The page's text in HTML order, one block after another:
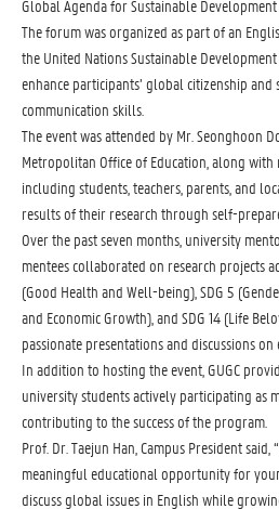
Global Agenda for Sustainable Development
The forum was organized as part of an
the United Nations Sustainable Development
enhance participants’ global citizenship
communication skills.
The event was attended by Mr. Seonghoon
Metropolitan Office of Education, along
including students, teachers, parents, and
results of their research through self-
Over the past seven months, university
mentees collaborated on research projects
(Good Health and Well-being), SDG 5
and Economic Growth), and SDG 14 (Life
passionate presentations and discussions on
In addition to hosting the event, GUGC
university students actively participating as
contributing to the success of the program.
Prof. Dr. Taejun Han, Campus President
meaningful educational opportunity for
discuss global issues in English while